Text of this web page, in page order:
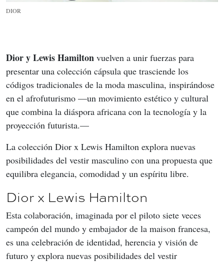
DIOR
Dior y Lewis Hamilton vuelven a unir fuerzas para
presentar una colección cápsula que trasciende los
códigos tradicionales de la moda masculina, inspirándose
en el afrofuturismo —un movimiento estético y cultural
que combina la diáspora africana con la tecnología y la
proyección futurista.—
La colección Dior x Lewis Hamilton explora nuevas
posibilidades del vestir masculino con una propuesta que
equilibra elegancia, comodidad y un espíritu libre.
Dior x Lewis Hamilton
Esta colaboración, imaginada por el piloto siete veces
campeón del mundo y embajador de la maison francesa,
es una celebración de identidad, herencia y visión de
futuro y explora nuevas posibilidades del vestir